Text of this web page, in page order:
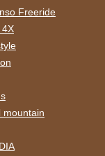
Freeride
4X
mountain